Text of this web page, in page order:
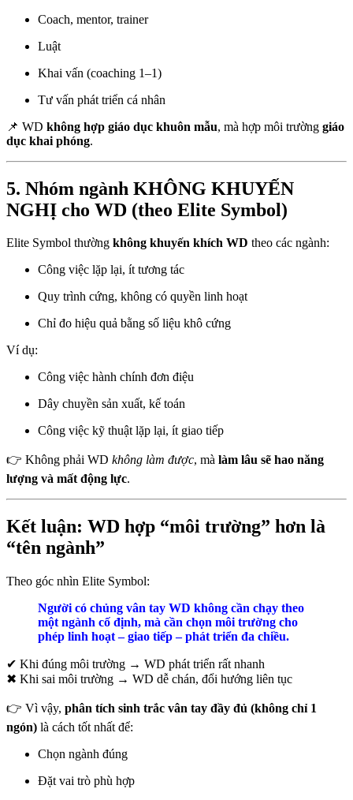
Coach, mentor, trainer
Luật
Khai vấn (coaching 1–1)
Tư vấn phát triển cá nhân
📌 WD không hợp giáo dục khuôn mẫu, mà hợp môi trường giáo
dục khai phóng.
5. Nhóm ngành KHÔNG KHUYẾN
NGHỊ cho WD (theo Elite Symbol)
Elite Symbol thường không khuyến khích WD theo các ngành:
Công việc lặp lại, ít tương tác
Quy trình cứng, không có quyền linh hoạt
Chỉ đo hiệu quả bằng số liệu khô cứng
Ví dụ:
Công việc hành chính đơn điệu
Dây chuyền sản xuất, kế toán
Công việc kỹ thuật lặp lại, ít giao tiếp
👉 Không phải WD không làm được, mà làm lâu sẽ hao năng
lượng và mất động lực.
Kết luận: WD hợp “môi trường” hơn là
“tên ngành”
Theo góc nhìn Elite Symbol:
Người có chủng vân tay WD không cần chạy theo
một ngành cố định, mà cần chọn môi trường cho
phép linh hoạt – giao tiếp – phát triển đa chiều.
✔ Khi đúng môi trường → WD phát triển rất nhanh
✖ Khi sai môi trường → WD dễ chán, đổi hướng liên tục
👉 Vì vậy, phân tích sinh trắc vân tay đầy đủ (không chỉ 1
ngón) là cách tốt nhất để:
Chọn ngành đúng
Đặt vai trò phù hợp